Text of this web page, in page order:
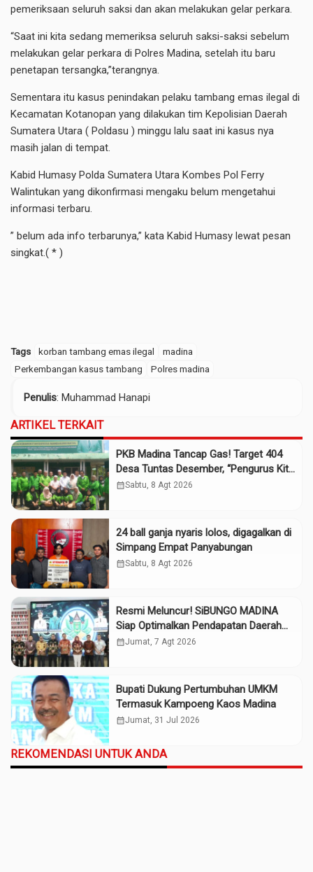
pemeriksaan seluruh saksi dan akan melakukan gelar perkara.
“Saat ini kita sedang memeriksa seluruh saksi-saksi sebelum
melakukan gelar perkara di Polres Madina, setelah itu baru
penetapan tersangka,”terangnya.
Sementara itu kasus penindakan pelaku tambang emas ilegal di
Kecamatan Kotanopan yang dilakukan tim Kepolisian Daerah
Sumatera Utara ( Poldasu ) minggu lalu saat ini kasus nya
masih jalan di tempat.
Kabid Humasy Polda Sumatera Utara Kombes Pol Ferry
Walintukan yang dikonfirmasi mengaku belum mengetahui
informasi terbaru.
” belum ada info terbarunya,” kata Kabid Humasy lewat pesan
singkat.( * )
Tags korban tambang emas ilegal
madina
Perkembangan kasus tambang
Polres madina
Penulis: Muhammad Hanapi
ARTIKEL TERKAIT
PKB Madina Tancap Gas! Target 404
Desa Tuntas Desember, “Pengurus Kita
Adalah Tokoh”
calendar_monthSabtu, 8 Agt 2026
24 ball ganja nyaris lolos, digagalkan di
Simpang Empat Panyabungan
calendar_monthSabtu, 8 Agt 2026
Resmi Meluncur! SiBUNGO MADINA
Siap Optimalkan Pendapatan Daerah
Madina
calendar_monthJumat, 7 Agt 2026
Bupati Dukung Pertumbuhan UMKM
Termasuk Kampoeng Kaos Madina
calendar_monthJumat, 31 Jul 2026
REKOMENDASI UNTUK ANDA